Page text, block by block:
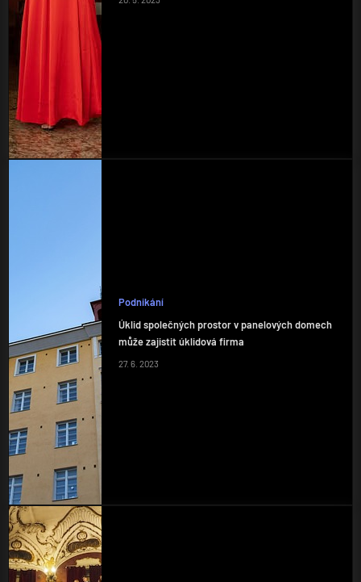
Podnikání
Úklid společných prostor v panelových domech
může zajistit úklidová firma
27. 6. 2023